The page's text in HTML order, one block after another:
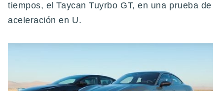
tiempos, el Taycan Tuyrbo GT, en una prueba de
aceleración en U.